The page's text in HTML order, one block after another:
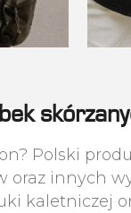
Polski
innych
kaletniczej